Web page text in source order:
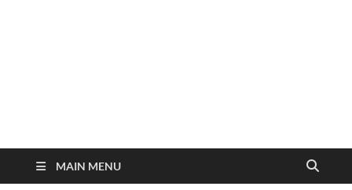
MAIN MENU